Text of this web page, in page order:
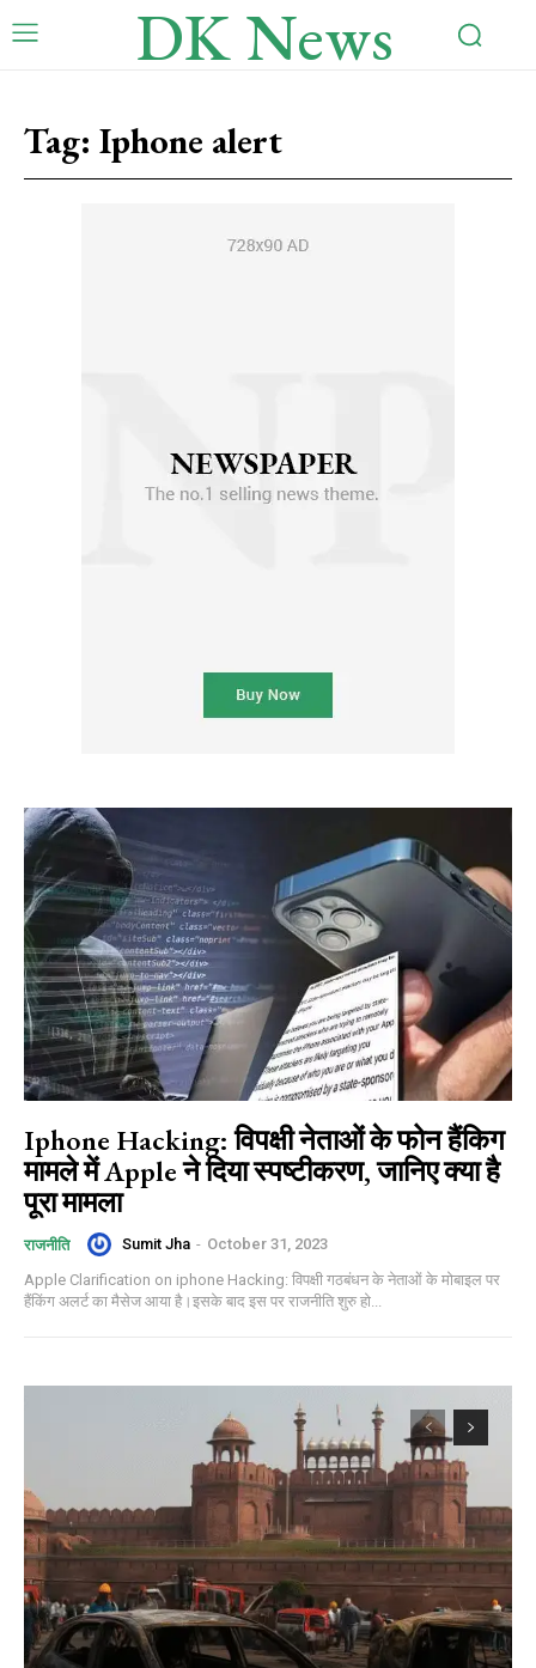
DK News
Tag: Iphone alert
Iphone Hacking: विपक्षी नेताओं के फोन हैंकिग
मामले में Apple ने दिया स्पष्टीकरण, जानिए क्या है
पूरा मामला
राजनीति Sumit Jha - October 31, 2023
Apple Clarification on iphone Hacking: विपक्षी गठबंधन के नेताओं के मोबाइल पर
हैंकिंग अलर्ट का मैसेज आया है।इसके बाद इस पर राजनीति शुरु हो...